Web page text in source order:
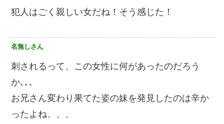
犯人はごく親しい女だね！そう感じた！
名無しさん
刺されるって、この女性に何があったのだろう
か､､､
お兄さん変わり果てた姿の妹を発見したのは辛か
ったよね、、、